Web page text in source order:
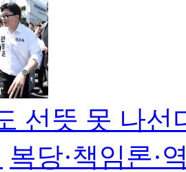
선뜻 못 나
복당·책임론·